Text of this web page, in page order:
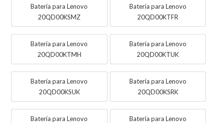
Batería para Lenovo
20QD00KSMZ
Batería para Lenovo
20QD00KTFR
Batería para Lenovo
20QD00KTMH
Batería para Lenovo
20QD00KTUK
Batería para Lenovo
20QD00KSUK
Batería para Lenovo
20QD00KSRK
Batería para Lenovo
Batería para Lenovo